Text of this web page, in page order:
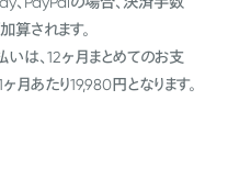
算されます。
は、12ヶ月まとめてのお支
月あたり19,980円となります。